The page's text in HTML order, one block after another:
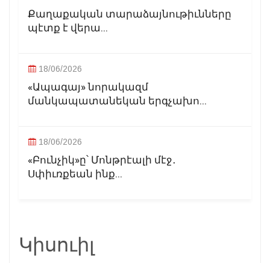
Քաղաքական տարաձայնութիւնները
պէտք է վերա...
18/06/2026
«Ապագայ» նորակազմ
մանկապատանեկան երգչախո...
18/06/2026
«Բունչիկ»ը՝ Մոնթրէալի մէջ․
Սփիւռքեան ինք...
Կիսուիլ